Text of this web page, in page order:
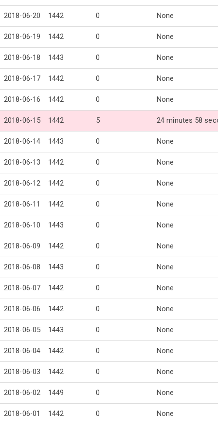
2018-06-20 1442 0 None
2018-06-19 1442 0 None
2018-06-18 1443 0 None
2018-06-17 1442 0 None
2018-06-16 1442 0 None
2018-06-15 1442 5 24 minutes 58
2018-06-14 1443 0 None
2018-06-13 1442 0 None
2018-06-12 1442 0 None
2018-06-11 1442 0 None
2018-06-10 1443 0 None
2018-06-09 1442 0 None
2018-06-08 1443 0 None
2018-06-07 1442 0 None
2018-06-06 1442 0 None
2018-06-05 1443 0 None
2018-06-04 1442 0 None
2018-06-03 1442 0 None
2018-06-02 1449 0 None
2018-06-01 1442 0 None